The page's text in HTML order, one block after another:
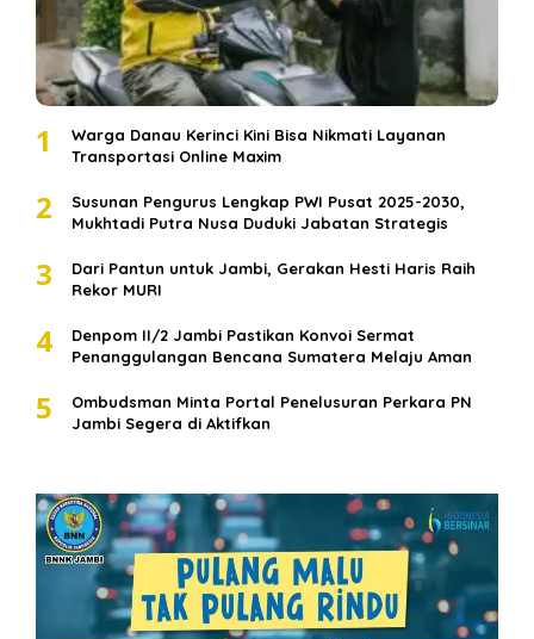
1
Warga Danau Kerinci Kini Bisa Nikmati Layanan
Transportasi Online Maxim
2
Susunan Pengurus Lengkap PWI Pusat 2025-2030,
Mukhtadi Putra Nusa Duduki Jabatan Strategis
3
Dari Pantun untuk Jambi, Gerakan Hesti Haris Raih
Rekor MURI
4
Denpom II/2 Jambi Pastikan Konvoi Sermat
Penanggulangan Bencana Sumatera Melaju Aman
5
Ombudsman Minta Portal Penelusuran Perkara PN
Jambi Segera di Aktifkan